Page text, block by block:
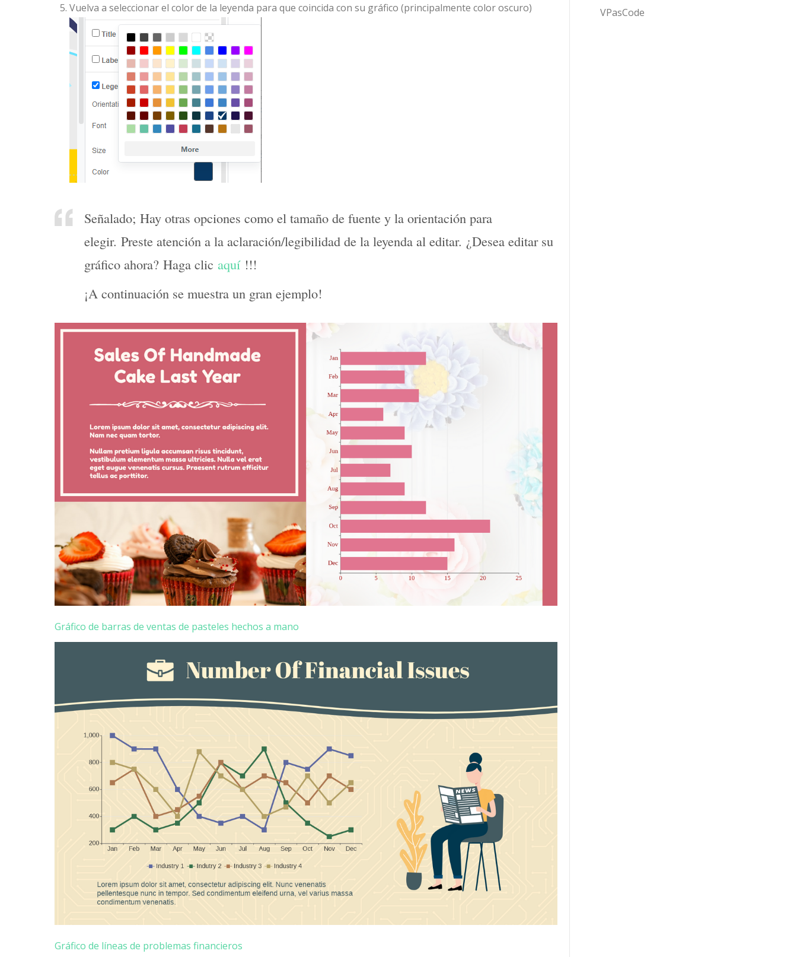
Vuelva a seleccionar el color de la leyenda para que coincida con su gráfico (principalmente color oscuro)
Señalado; Hay otras opciones como el tamaño de fuente y la orientación para
elegir. Preste atención a la aclaración/legibilidad de la leyenda al editar. ¿Desea editar su
gráfico ahora? Haga clic aquí!!!
¡A continuación se muestra un gran ejemplo!
Gráfico de barras de ventas de pasteles hechos a mano
Gráfico de líneas de problemas financieros
VPasCode